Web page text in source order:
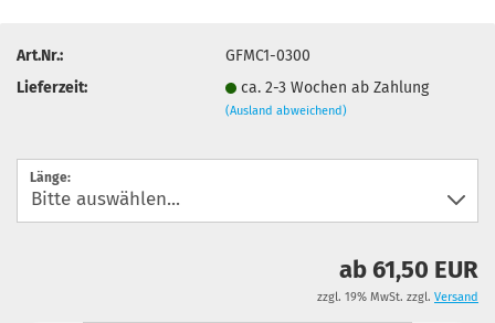
Art.Nr.:
GFMC1-0300
Lieferzeit:
ca. 2-3 Wochen ab Zahlung
(Ausland abweichend)
Länge:
ab 61,50 EUR
zzgl. 19% MwSt. zzgl. Versand